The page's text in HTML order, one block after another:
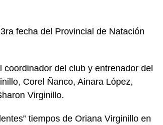
fecha del Provincial de Natación
del club y entrenador del
Corel Ñanco, Ainara López,
Virginillo.
tiempos de Oriana Virginillo en